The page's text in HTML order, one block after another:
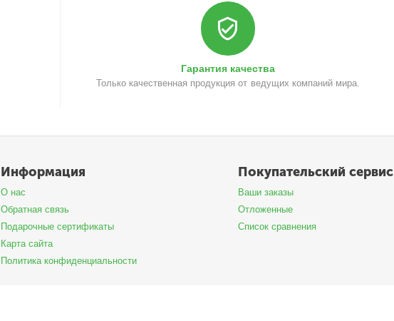
Гарантия качества
Только качественная продукция от ведущих компаний мира.
Информация
О нас
Обратная связь
Подарочные сертификаты
Карта сайта
Политика конфиденциальности
Покупательский сервис
Ваши заказы
Отложенные
Список сравнения